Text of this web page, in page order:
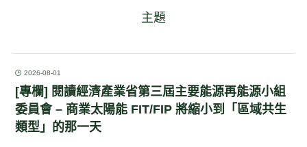
主題
2026-08-01
[專欄] 閱讀經濟產業省第三屆主要能源再能源小組
委員會 – 商業太陽能 FIT/FIP 將縮小到「區域共生
類型」的那一天